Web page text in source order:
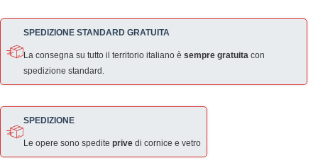
SPEDIZIONE STANDARD GRATUITA
La consegna su tutto il territorio italiano è sempre gratuita con
spedizione standard.
SPEDIZIONE
Le opere sono spedite prive di cornice e vetro